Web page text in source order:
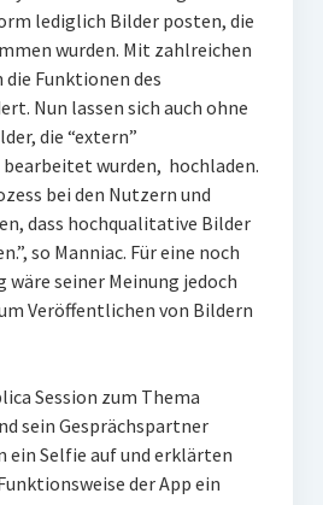
lediglich Bilder posten, die
wurden. Mit zahlreichen
die Funktionen des
Nun lassen sich auch ohne
die “extern”
wurden, hochladen.
bei den Nutzern und
dass hochqualitative Bilder
so Manniac. Für eine noch
seiner Meinung jedoch
Veröffentlichen von Bildern
Session zum Thema
sein Gesprächspartner
ein Selfie auf und erklärten
der App ein